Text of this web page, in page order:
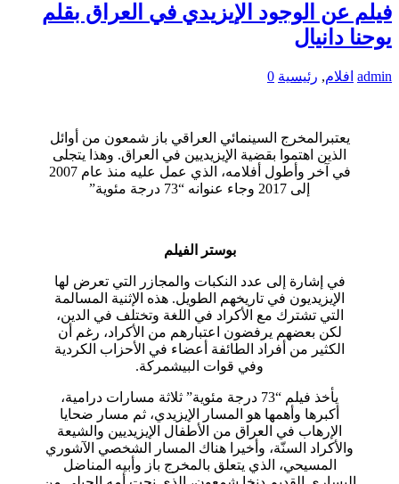
فيلم عن الوجود الإيزيدي في العراق بقلم
يوحنا دانيال
admin افلام, رئيسية 0
يعتبرالمخرج السينمائي العراقي باز شمعون من أوائل
الذين اهتموا بقضية الإيزيديين في العراق. وهذا يتجلى
في آخر وأطول أفلامه، الذي عمل عليه منذ عام 2007
إلى 2017 وجاء عنوانه “73 درجة مئوية”
بوستر الفيلم
في إشارة إلى عدد النكبات والمجازر التي تعرض لها
الإيزيديون في تاريخهم الطويل. هذه الإثنية المسالمة
التي تشترك مع الأكراد في اللغة وتختلف في الدين،
لكن بعضهم يرفضون اعتبارهم من الأكراد، رغم أن
الكثير من أفراد الطائفة أعضاء في الأحزاب الكردية
وفي قوات البيشمركة.
يأخذ فيلم “73 درجة مئوية” ثلاثة مسارات درامية،
أكبرها وأهمها هو المسار الإيزيدي، ثم مسار ضحايا
الإرهاب في العراق من الأطفال الإيزيديين والشيعة
والأكراد السنّة، وأخيرا هناك المسار الشخصي الآشوري
المسيحي، الذي يتعلق بالمخرج باز وأبيه المناضل